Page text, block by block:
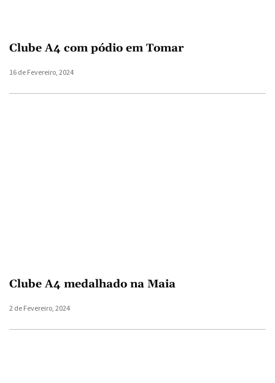
Clube A4 com pódio em Tomar
16 de Fevereiro, 2024
Clube A4 medalhado na Maia
2 de Fevereiro, 2024